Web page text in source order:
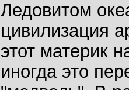
Ледовитом
цивилизация
этот материк
иногда это